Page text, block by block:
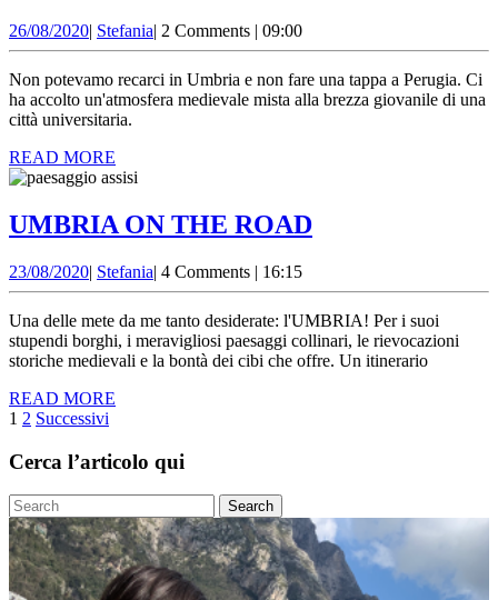
PERDERSI
A
PERUGIA
26/08/202026/08/2020
| StefaniaStefania
| 2 Comments | 09:00
Non potevamo recarci in Umbria e non fare una tappa a Perugia. Ci
ha accolto un'atmosfera medievale mista alla brezza giovanile di una
città universitaria.
READ MORE
MORE
UMBRIA ON THE ROADUMBRIA
ROAD
23/08/202023/08/2020
| StefaniaStefania
| 4 Comments | 16:15
Una delle mete da me tanto desiderate: l'UMBRIA! Per i suoi
stupendi borghi, i meravigliosi paesaggi collinari, le rievocazioni
storiche medievali e la bontà dei cibi che offre. Un itinerario
READ MORE
Paginazione
degli
1 2 Successivi
Cerca l’articolo qui
Search
for: